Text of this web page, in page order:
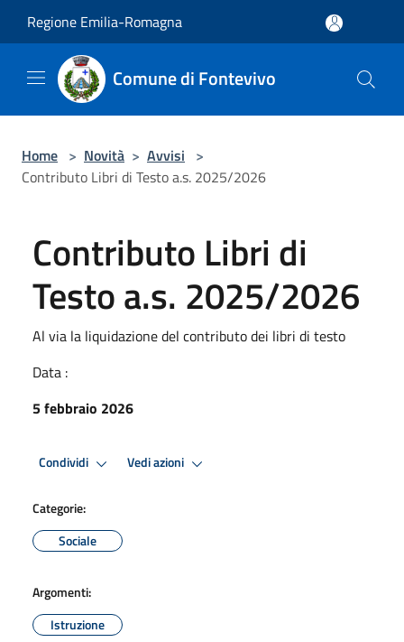
Regione Emilia-Romagna
Comune di Fontevivo
Home > Novità > Avvisi >
Contributo Libri di Testo a.s. 2025/2026
Contributo Libri di
Testo a.s. 2025/2026
Al via la liquidazione del contributo dei libri di testo
Data :
5 febbraio 2026
Condividi Vedi azioni
Categorie:
Sociale
Argomenti:
Istruzione